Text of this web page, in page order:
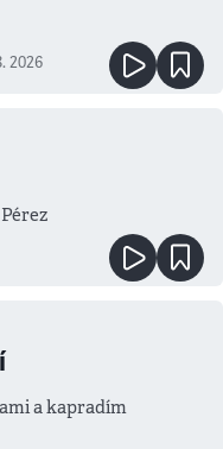
2026
a kapradím